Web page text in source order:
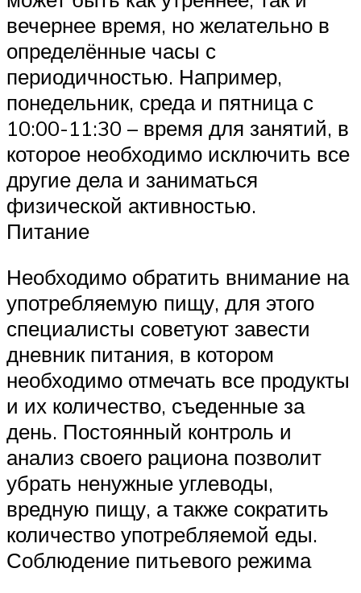
вечернее время, но желательно в
определённые часы с
периодичностью. Например,
понедельник, среда и пятница с
10:00-11:30 – время для занятий, в
которое необходимо исключить все
другие дела и заниматься
физической активностью.
Питание
Необходимо обратить внимание на
употребляемую пищу, для этого
специалисты советуют завести
дневник питания, в котором
необходимо отмечать все продукты
и их количество, съеденные за
день. Постоянный контроль и
анализ своего рациона позволит
убрать ненужные углеводы,
вредную пищу, а также сократить
количество употребляемой еды.
Соблюдение питьевого режима